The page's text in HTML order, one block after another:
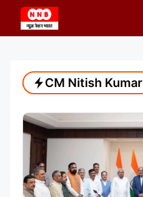
content
CM Nitish Kumar